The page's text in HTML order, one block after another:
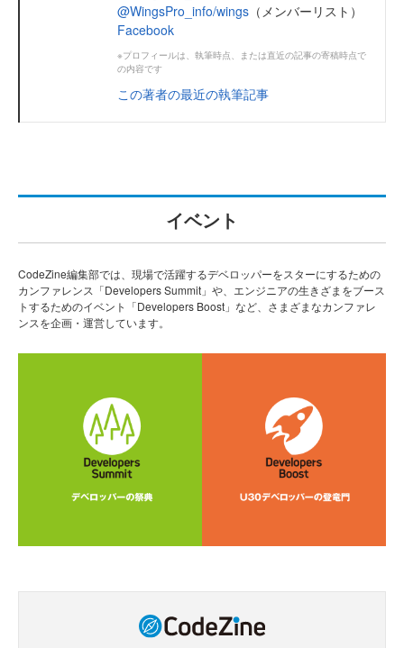
@WingsPro_info/wings （メンバーリスト）
Facebook
※プロフィールは、執筆時点、または直近の記事の寄稿時点で
の内容です
この著者の最近の執筆記事
イベント
CodeZine編集部では、現場で活躍するデベロッパーをスターにするための
カンファレンス「Developers Summit」や、エンジニアの生きざまをブース
トするためのイベント「Developers Boost」など、さまざまなカンファレ
ンスを企画・運営しています。